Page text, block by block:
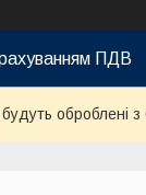
ПДВ
оброблені